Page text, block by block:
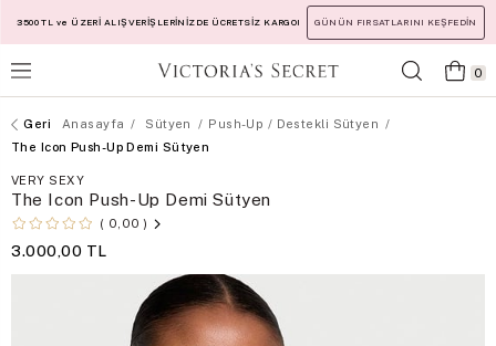
3500 TL ve ÜZERİ ALIŞVERİŞLERİNİZDE ÜCRETSİZ KARGO! GÜNÜN FIRSATLARINI KEŞFEDİN
0
Anasayfa Sütyen
Push-Up / Destekli Sütyen
The Icon Push-Up Demi Sütyen
VERY SEXY
The Icon Push-Up Demi Sütyen
0,00
3.000,00 TL